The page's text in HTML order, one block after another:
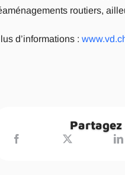
routiers,
d’informations :